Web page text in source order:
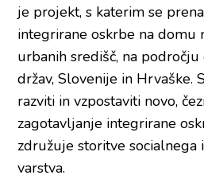
je projekt, s katerim se
integrirane oskrbe na domu
urbanih središč, na
držav, Slovenije in Hrvaške.
razviti in vzpostaviti novo,
zagotavljanje integrirane
združuje storitve socialnega
varstva.